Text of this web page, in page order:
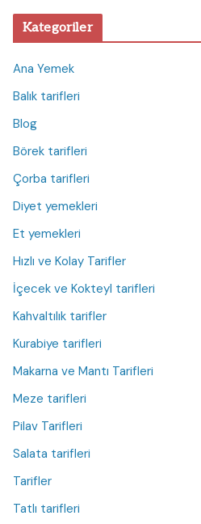
Kategoriler
Ana Yemek
Balık tarifleri
Blog
Börek tarifleri
Çorba tarifleri
Diyet yemekleri
Et yemekleri
Hızlı ve Kolay Tarifler
İçecek ve Kokteyl tarifleri
Kahvaltılık tarifler
Kurabiye tarifleri
Makarna ve Mantı Tarifleri
Meze tarifleri
Pilav Tarifleri
Salata tarifleri
Tarifler
Tatlı tarifleri